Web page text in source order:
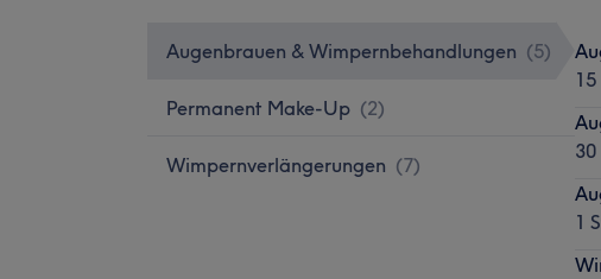
Augenbrauen & Wimpernbehandlungen (5)
Permanent Make-Up (2)
Wimpernverlängerungen (7)
30
1